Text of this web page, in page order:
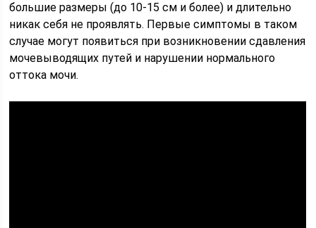
большие размеры (до 10-15 см и более) и длительно
никак себя не проявлять. Первые симптомы в таком
случае могут появиться при возникновении сдавления
мочевыводящих путей и нарушении нормального
оттока мочи.